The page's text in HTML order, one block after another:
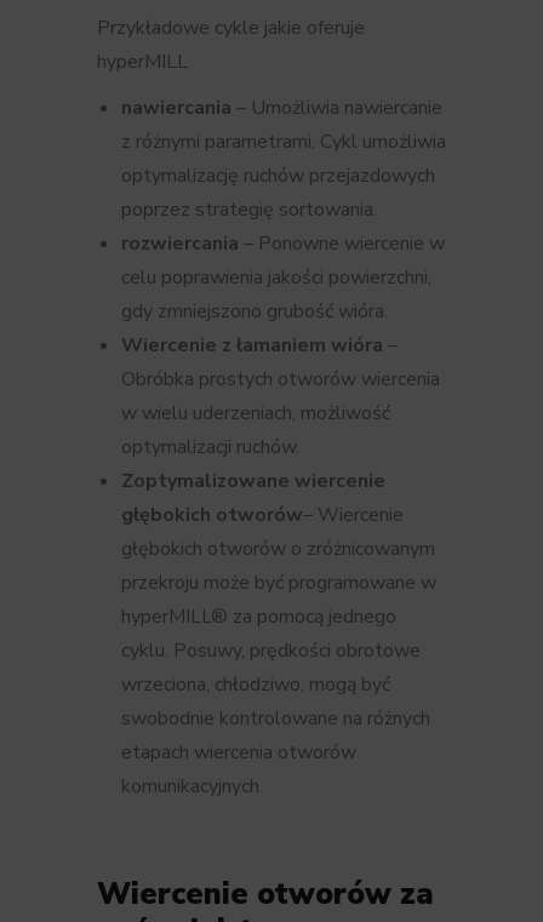
Przykładowe cykle jakie oferuje
hyperMILL
nawiercania – Umożliwia nawiercanie
z różnymi parametrami. Cykl umożliwia
optymalizację ruchów przejazdowych
poprzez strategię sortowania.
rozwiercania – Ponowne wiercenie w
celu poprawienia jakości powierzchni,
gdy zmniejszono grubość wióra.
Wiercenie z łamaniem wióra –
Obróbka prostych otworów wiercenia
w wielu uderzeniach, możliwość
optymalizacji ruchów.
Zoptymalizowane wiercenie
głębokich otworów– Wiercenie
głębokich otworów o zróżnicowanym
przekroju może być programowane w
hyperMILL® za pomocą jednego
cyklu. Posuwy, prędkości obrotowe
wrzeciona, chłodziwo, mogą być
swobodnie kontrolowane na różnych
etapach wiercenia otworów
komunikacyjnych.
Wiercenie otworów za